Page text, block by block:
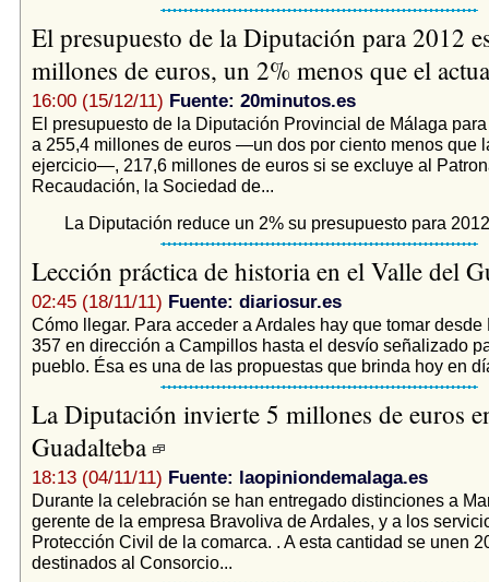
El presupuesto de la Diputación para 2012
millones de euros, un 2% menos que el
16:00 (15/12/11) Fuente: 20minutos.es
El presupuesto de la Diputación Provincial de Málaga
a 255,4 millones de euros —un dos por ciento menos que
ejercicio—, 217,6 millones de euros si se excluye al
Recaudación, la Sociedad de...
La Diputación reduce un 2% su presupuesto para 2012
Lección práctica de historia en el Valle del
02:45 (18/11/11) Fuente: diariosur.es
Cómo llegar. Para acceder a Ardales hay que tomar desde
357 en dirección a Campillos hasta el desvío señalizado
pueblo. Ésa es una de las propuestas que brinda hoy en
La Diputación invierte 5 millones de euros
Guadalteba
18:13 (04/11/11) Fuente: laopiniondemalaga.es
Durante la celebración se han entregado distinciones a
gerente de la empresa Bravoliva de Ardales, y a los
Protección Civil de la comarca. . A esta cantidad se unen
destinados al Consorcio...